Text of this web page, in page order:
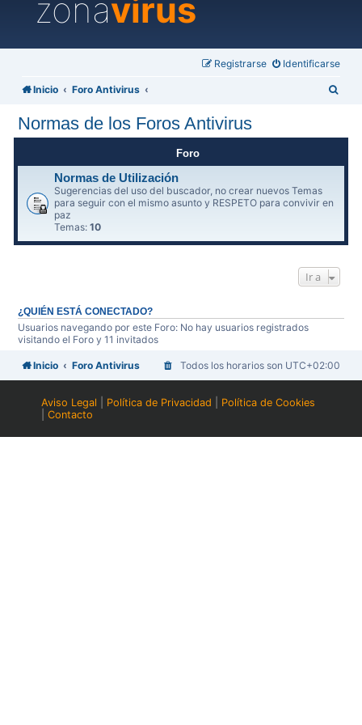
zonavirus
Identificarse
Registrarse
Inicio Foro Antivirus
Normas de los Foros Antivirus
Foro
Normas de Utilización
Sugerencias del uso del buscador, no crear nuevos Temas
para seguir con el mismo asunto y RESPETO para convivir en
paz
Temas:10
Ir a
¿QUIÉN ESTÁ CONECTADO?
Usuarios navegando por este Foro: No hay usuarios registrados
visitando el Foro y 11 invitados
Inicio Foro Antivirus Todos los horarios son UTC+02:00
Aviso Legal Política de Privacidad
Política de Cookies
|Contacto